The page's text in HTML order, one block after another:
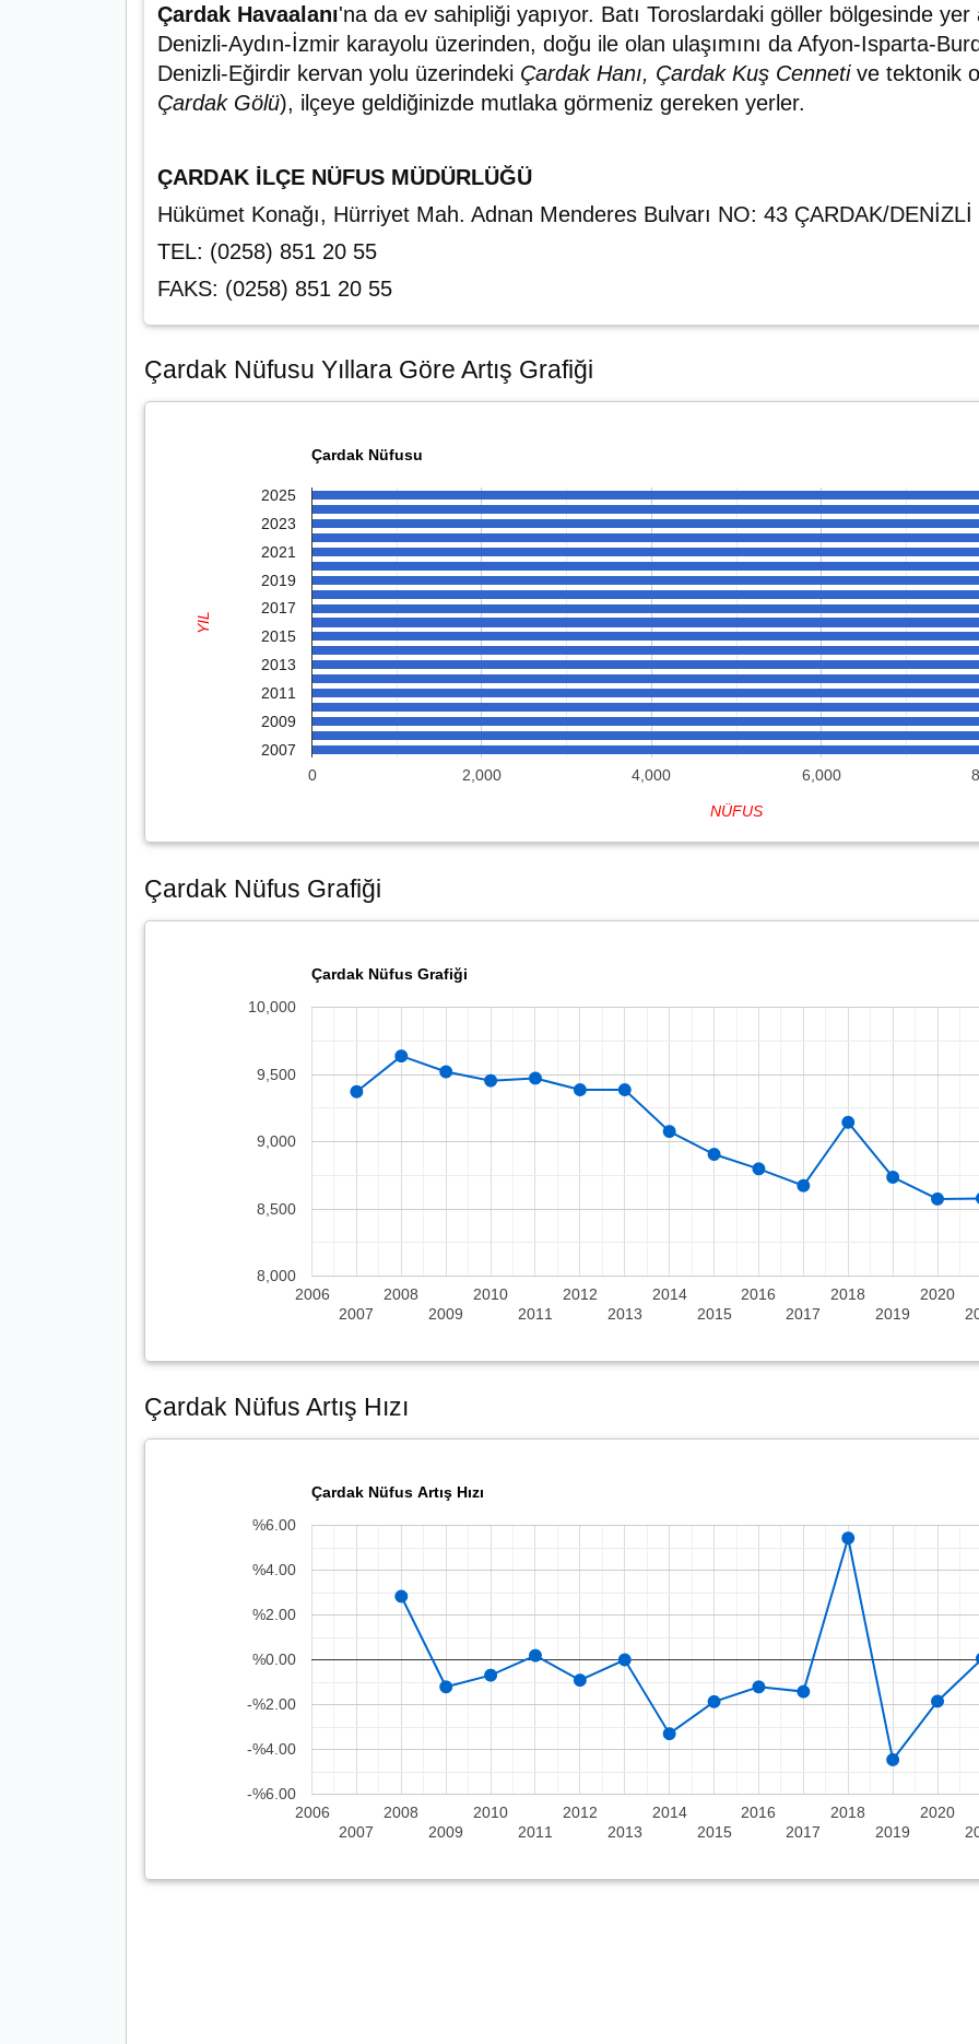
Çardak Havaalanı'na da ev sahipliği yapıyor. Batı Toroslardaki göller bölgesinde yer
Denizli-Aydın-İzmir karayolu üzerinden, doğu ile olan ulaşımını da Afyon-Isparta-
Denizli-Eğirdir kervan yolu üzerindeki Çardak Hanı, Çardak Kuş Cennetive tektonik
Çardak Gölü), ilçeye geldiğinizde mutlaka görmeniz gereken yerler.
ÇARDAK İLÇE NÜFUS MÜDÜRLÜĞÜ
Hükümet Konağı, Hürriyet Mah. Adnan Menderes Bulvarı NO: 43 ÇARDAK/DENİZLİ
TEL: (0258) 851 20 55
FAKS: (0258) 851 20 55
Çardak Nüfusu Yıllara Göre Artış Grafiği
Çardak Nüfusu
0 2,000 4,000 6,000
2025
2023
2021
2019
2017
2015
2013
2011
2009
2007
NÜFUS
YIL
Çardak Nüfus Grafiği
Çardak Nüfus Grafiği
2006
2007
2008
2009
2010
2011
2012
2013
2014
2015
2016
2017
2018
2019
2020
8,000
8,500
9,000
9,500
10,000
Çardak Nüfus Artış Hızı
Çardak Nüfus Artış Hızı
2006
2007
2008
2009
2010
2011
2012
2013
2014
2015
2016
2017
2018
2019
2020
-%6.00
-%4.00
-%2.00
%0.00
%2.00
%4.00
%6.00